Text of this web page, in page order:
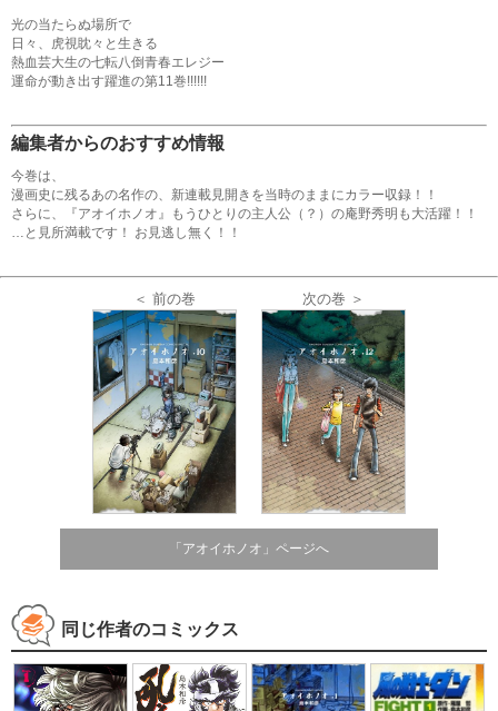
光の当たらぬ場所で
日々、虎視眈々と生きる
熱血芸大生の七転八倒青春エレジー
運命が動き出す躍進の第11巻!!!!!!
編集者からのおすすめ情報
今巻は、
漫画史に残るあの名作の、新連載見開きを当時のままにカラー収録！！
さらに、『アオイホノオ』もうひとりの主人公（？）の庵野秀明も大活躍！！
…と見所満載です！ お見逃し無く！！
＜ 前の巻 次の巻 ＞
「アオイホノオ」ページへ
同じ作者のコミックス